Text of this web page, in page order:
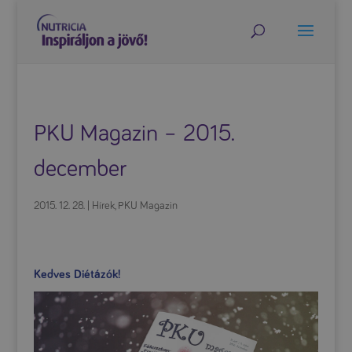
PKU Magazin – 2015.
december
2015. 12. 28.| Hírek, PKU Magazin
Kedves Diétázók!